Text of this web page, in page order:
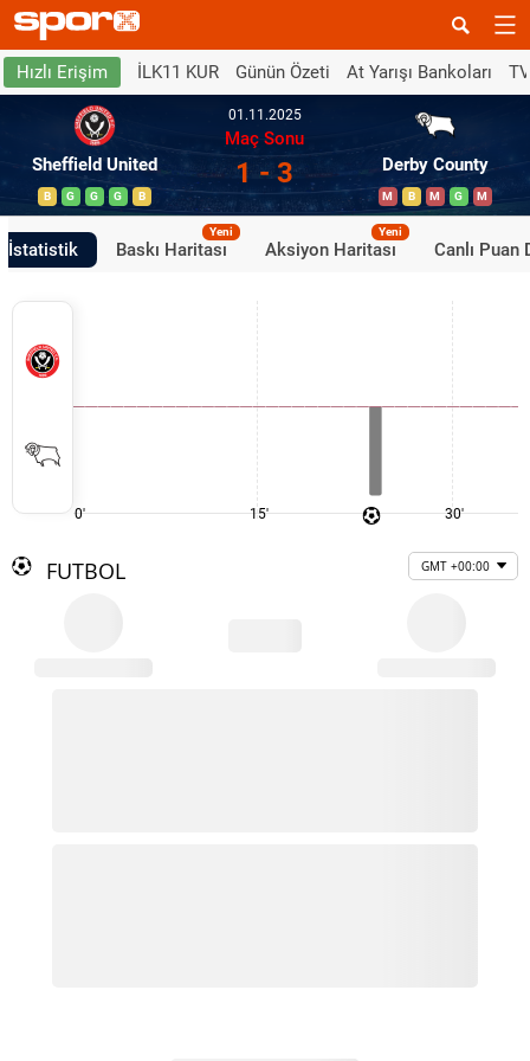
Hızlı Erişim İLK11 KUR Günün Özeti At Yarışı Bankoları
Sheffield United
B G G G B
01.11.2025
Maç Sonu
1 - 3 Derby County
M B M G M
İstatistik Baskı Haritası
Yeni
Aksiyon Haritası
Yeni
Canlı Puan
0' 15' 30'
FUTBOL GMT +00:00